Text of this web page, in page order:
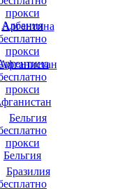
Албания
Бельгия